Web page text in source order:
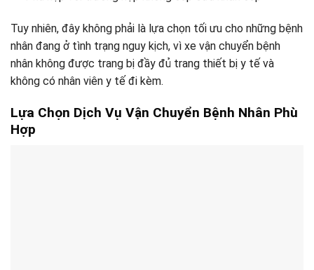
Tuy nhiên, đây không phải là lựa chọn tối ưu cho những bệnh
nhân đang ở tình trạng nguy kịch, vì xe vận chuyển bệnh
nhân không được trang bị đầy đủ trang thiết bị y tế và
không có nhân viên y tế đi kèm.
Lựa Chọn Dịch Vụ Vận Chuyển Bệnh Nhân Phù
Hợp